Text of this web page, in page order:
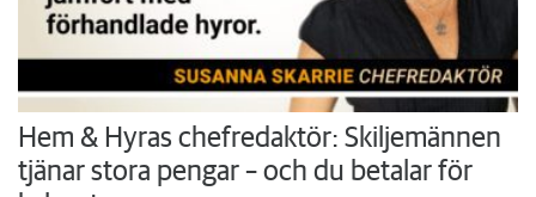
Hem & Hyras chefredaktör: Skiljemännen
tjänar stora pengar – och du betalar för